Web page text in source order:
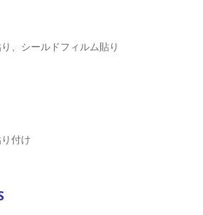
、シールドフィルム貼り
付け